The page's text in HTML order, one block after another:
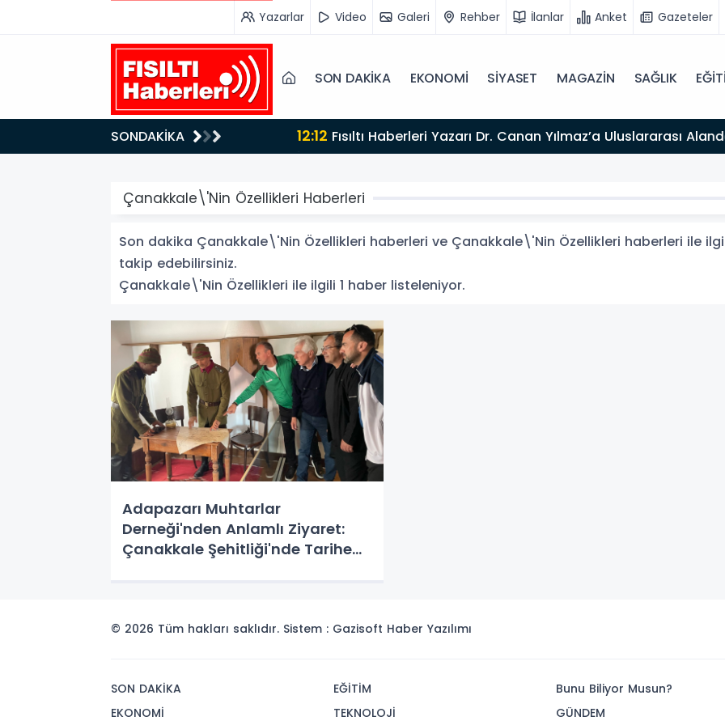
Yazarlar Video Galeri Rehber İlanlar Anket Gazeteler
SON DAKİKA EKONOMİ SİYASET MAGAZİN SAĞLIK
SONDAKİKA
Fısıltı Haberleri Yazarı Dr. Canan Yılmaz’a Uluslararası Alanda Büyük Onur: “Dr. A.P.J. Abdul Kalam
İlham Ödülü 2026”
Çanakkale\'Nin Özellikleri Haberleri
Son dakika Çanakkale\'Nin Özellikleri haberleri ve Çanakkale\'Nin Özellikleri haberleri ile
takip edebilirsiniz.
Çanakkale\'Nin Özellikleri ile ilgili 1 haber listeleniyor.
Adapazarı Muhtarlar
Derneği'nden Anlamlı Ziyaret:
Çanakkale Şehitliği'nde Tarihe
© 2026 Tüm hakları saklıdır. Sistem : Gazisoft Haber Yazılımı
SON DAKİKA
EKONOMİ
EĞİTİM
TEKNOLOJİ
Bunu Biliyor Musun?
GÜNDEM